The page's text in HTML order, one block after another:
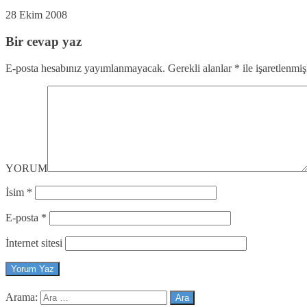
28 Ekim 2008
Bir cevap yaz
E-posta hesabınız yayımlanmayacak. Gerekli alanlar * ile
YORUM
İsim *
E-posta *
İnternet sitesi
Arama: